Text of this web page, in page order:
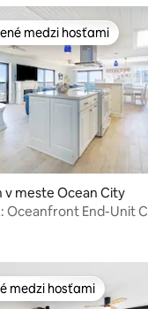
4,87 z 5, počet
medzi hosťami
medzi hosťami
v meste Ocean City
Oceanfront End-Unit
medzi hosťami
medzi hosťami